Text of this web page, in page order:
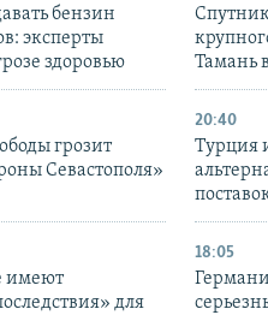
бензин
эксперты
здоровью
Тамань
грозит
Севастополя»
20:40
Турция
имеют
для
18:05